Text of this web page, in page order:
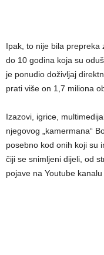
Ipak, to nije bila prepreka
do 10 godina koja su
je ponudio doživljaj
prati više on 1,7 miliona
Izazovi, igrice,
njegovog „kamermana“
posebno kod onih koji su
čiji se snimljeni dijeli, od
pojave na Youtube kanalu